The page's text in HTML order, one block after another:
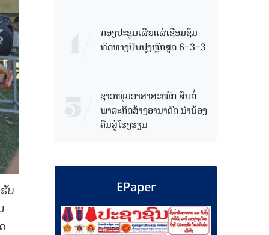
ບ
ກອງປະຊຸມເຜີຍແຜ່ເຊື່ອມຊຶມ
ທິດທາງປັບປຸງຫຼັກສູດ 6+3+3
ຊາວໜຸ່ມອາສາສະໝັກ ສືບຕໍ່
ພາລະກິດສ້າງອານາຄົດ ນໍານ້ອງ
ຄືນສູ່ໂຮງຮຽນ
EPaper